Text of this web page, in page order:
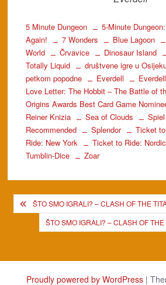
5 Minute Dungeon
5-Minute
Again!
7 Wonders Blue Lagoon
World
Črvavice Dinosaur Island
Totally Liquid
društvene igre u
petkom popodne
Everdell
Love Letter: The Hobbit – The Battle of
Origins Awards Best Card Game
Reiner Knizia
Sea of Clouds
Recommended
Splendor Ticket
Ride: New York
Ticket to Ride:
Tumblin-Dice
Zoar
Post
navigation
ŠTO SMO IGRALI? – CLASH OF THE
ŠTO SMO IGRALI? – CLASH OF
Proudly powered by WordPress |